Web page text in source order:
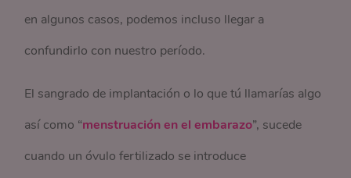
en algunos casos, podemos incluso llegar a
confundirlo con nuestro período.
El sangrado de implantación o lo que tú llamarías algo
así como “menstruación en el embarazo”, sucede
cuando un óvulo fertilizado se introduce